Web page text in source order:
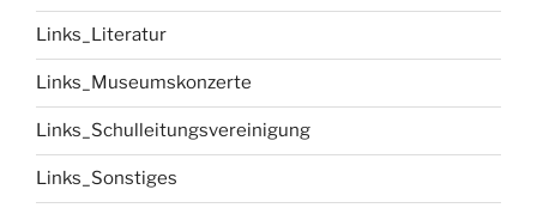
Links_Literatur
Links_Museumskonzerte
Links_Schulleitungsvereinigung
Links_Sonstiges